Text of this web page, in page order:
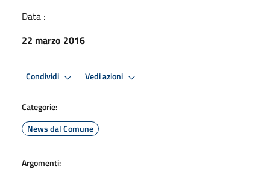
Data :
22 marzo 2016
Condividi Vedi azioni
Categorie:
News dal Comune
Argomenti: